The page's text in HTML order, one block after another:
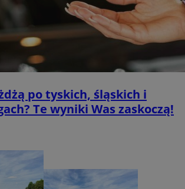
po tyskich, śląskich i
Te wyniki Was zaskoczą!